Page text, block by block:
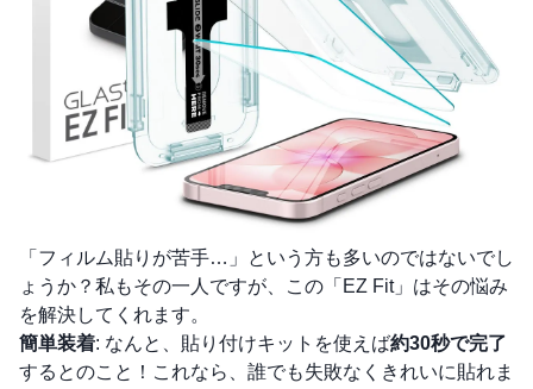
「フィルム貼りが苦手…」という方も多いのではないでし
ょうか？私もその一人ですが、この「EZ Fit」はその悩み
を解決してくれます。
簡単装着: なんと、貼り付けキットを使えば約30秒で完了
するとのこと！これなら、誰でも失敗なくきれいに貼れま